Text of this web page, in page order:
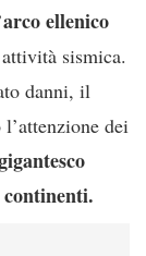
arco ellenico
sismica.
danni, il
dei